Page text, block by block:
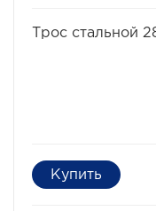
Трос стальной